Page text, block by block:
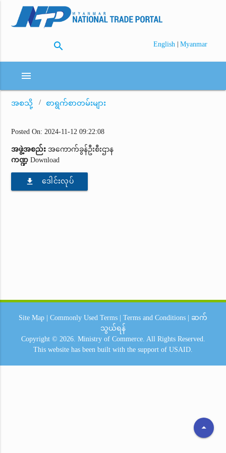
search English | Myanmar
menu
အစသို့ စာရွက်စာတမ်းများ
Posted On: 2024-11-12 09:22:08
အဖွဲ့အစည်း အကောက်ခွန်ဦးစီးဌာန
ကဏ္ဍ Download
file_download ဒေါင်းလုပ်
arrow_drop_up
Site Map Commonly Used Terms Terms and Conditions
ဆက်
သွယ်ရန်
Copyright © 2026. Ministry of Commerce. All Rights Reserved.
This website has been built with the support of USAID.